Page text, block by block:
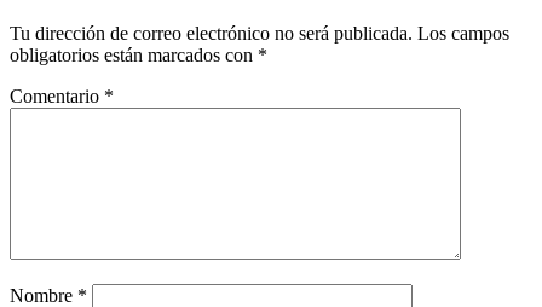
Tu dirección de correo electrónico no será publicada. Los campos
obligatorios están marcados con *
Comentario *
Nombre *